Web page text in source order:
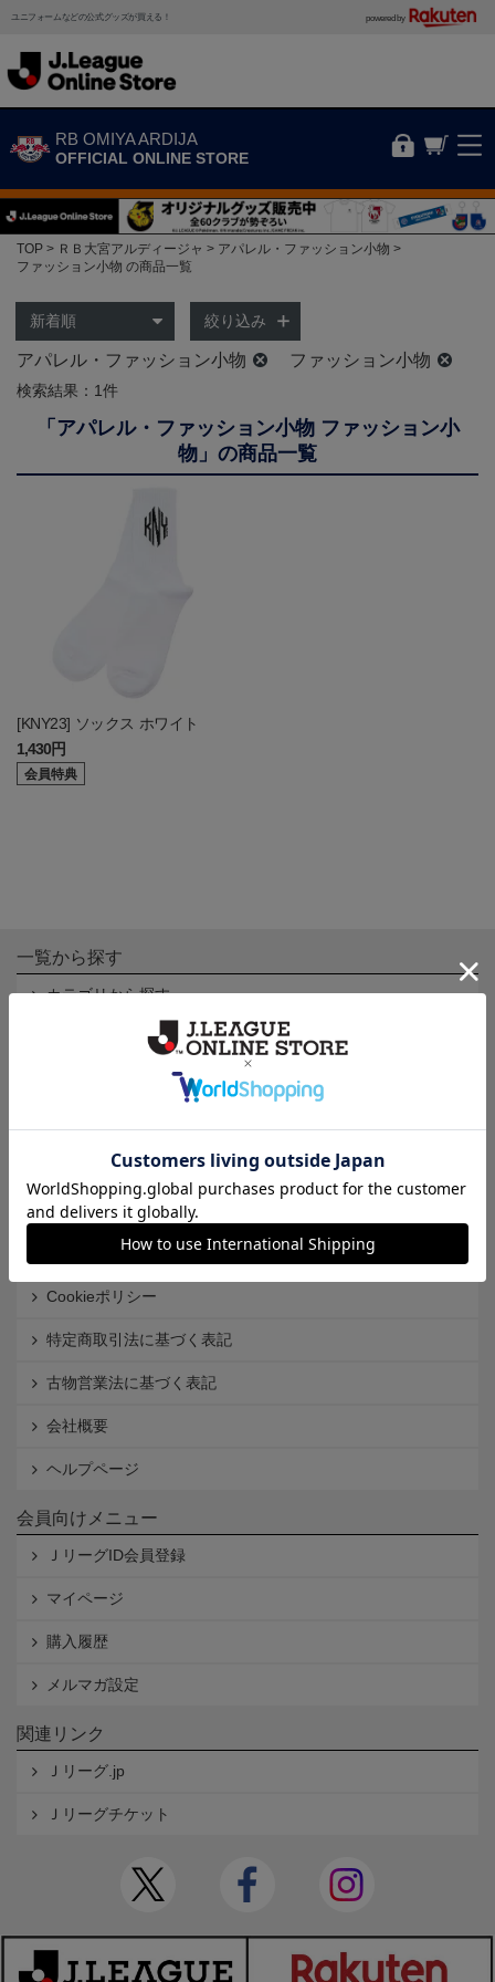
ユニフォームなどの公式グッズが買える！ powered by
RB OMIYA ARDIJA
OFFICIAL ONLINE STORE
TOP ＲＢ大宮アルディージャ
アパレル・ファッション小物
ファッション小物 の商品一覧
絞り込み
アパレル・ファッション小物 ファッション小物
検索結果：1件
「アパレル・ファッション小物 ファッション小
物」の商品一覧
[KNY23] ソックス ホワイト
1,430円
会員特典
一覧から探す
カテゴリから探す
クラブから探す
Ｊ2
インフォメーション
Ｊリーグオンラインストアとは
利用規約
個人情報保護方針
Cookieポリシー
特定商取引法に基づく表記
古物営業法に基づく表記
会社概要
ヘルプページ
会員向けメニュー
ＪリーグID会員登録
マイページ
購入履歴
メルマガ設定
関連リンク
Ｊリーグ.jp
Ｊリーグチケット